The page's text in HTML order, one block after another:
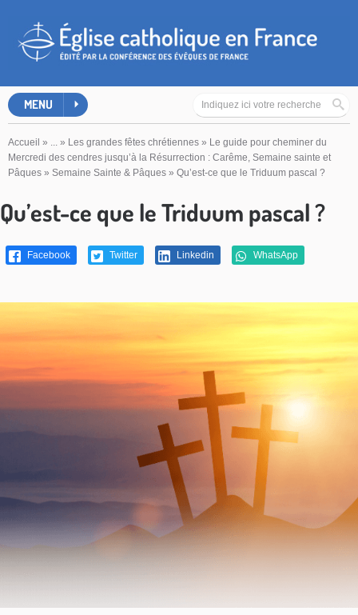
MENU
Accueil » ... » Les grandes fêtes chrétiennes » Le guide pour cheminer du
Mercredi des cendres jusqu’à la Résurrection : Carême, Semaine sainte et
Pâques » Semaine Sainte & Pâques » Qu’est-ce que le Triduum pascal ?
Qu’est-ce que le Triduum pascal ?
Facebook Twitter Linkedin WhatsApp